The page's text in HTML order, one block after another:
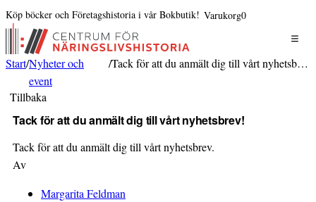
Köp böcker och Företagshistoria i vår Bokbutik! Varukorg0
Start/Nyheter och
event
/ Tack för att du anmält dig till vårt nyhetsbrev!
Tillbaka
Tack för att du anmält dig till vårt nyhetsbrev!
Tack för att du anmält dig till vårt nyhetsbrev.
Av
Margarita Feldman